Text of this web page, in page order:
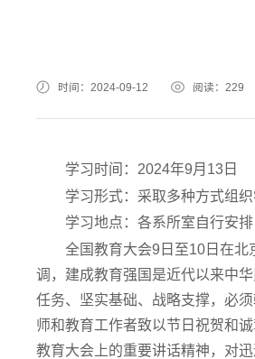
时间：2024-09-12 阅读： 229
学习时间：2024年9月13日
学习形式：采取多种方式组
学习地点：各系所室自行安排
全国教育大会9日至10日在
调，建成教育强国是近代以来中
任务、坚实基础、战略支撑，必
师和教育工作者致以节日祝贺和
教育大会上的重要讲话精神，对